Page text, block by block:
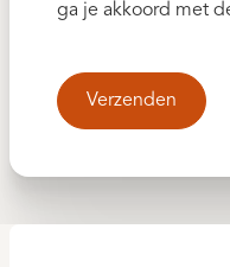
ga je akkoord met